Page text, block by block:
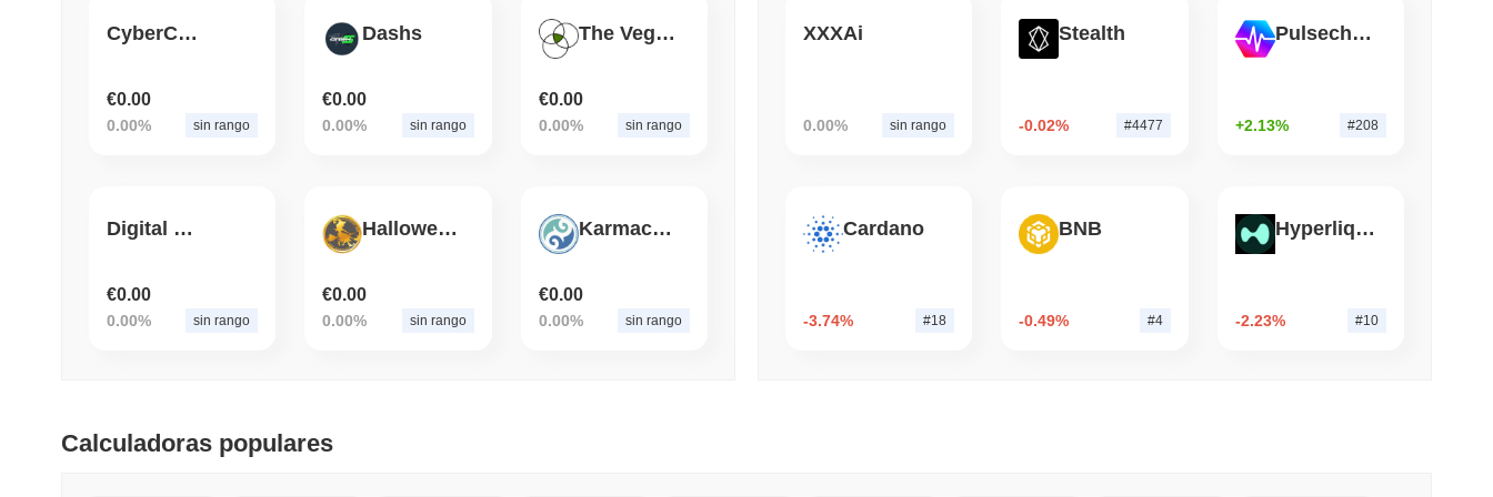
August 04 2026
volumen de intercambio centralizado se hunde
CyberCoin
€0.00
0.00% sin rango
Dashs
€0.00
0.00% sin rango
The Vegan Initiative
€0.00
0.00% sin rango
Digital Bullion Gold
€0.00
0.00% sin rango
Halloween Coin
€0.00
0.00% sin rango
Karmacoin
€0.00
0.00% sin rango
XXXAi
0.00% sin rango
Stealth
-0.02% #4477
Pulsechain
+2.13% #208
Cardano
-3.74% #18
BNB
-0.49% #4
Hyperliquid
-2.23% #10
Calculadoras populares